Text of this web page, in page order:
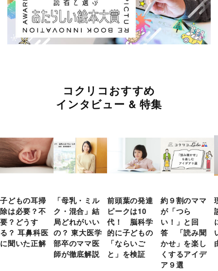
コクリコおすすめ
インタビュー & 特集
子どもの耳掃
除は必要？不
要？どうす
る？ 耳鼻科医
に聞いた正解
「母乳・ミル
ク・混合」結
局どれがいい
の？ 東大医学
部卒のママ医
師が徹底解説
前頭葉の発達
ピークは10
代！ 脳科学
的に子どもの
「ならいご
と」を検証
約９割のママ
が「つら
い！」と回
答 「読み聞
かせ」を楽し
くするアイデ
ア９選